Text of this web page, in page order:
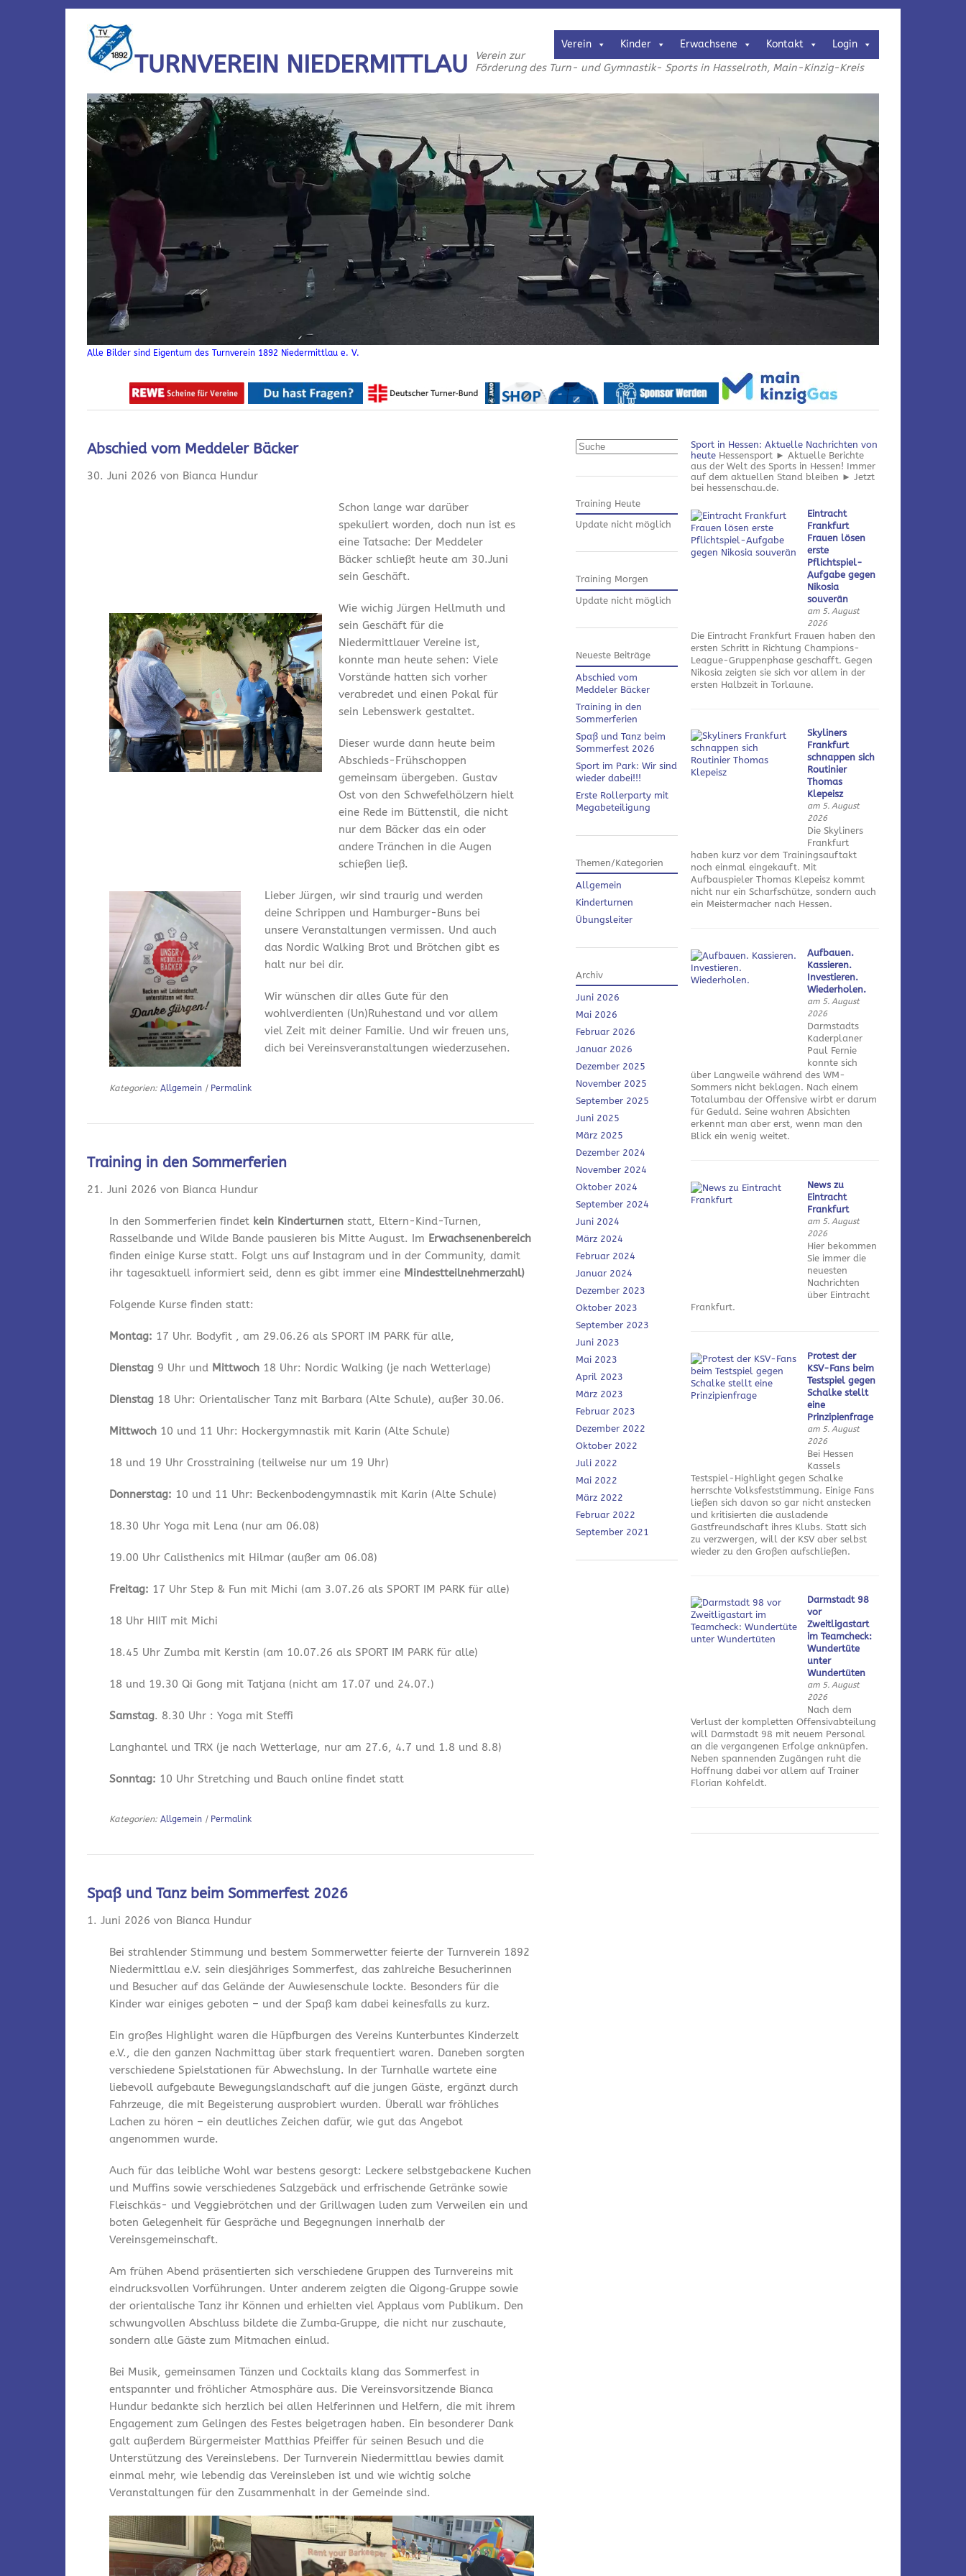
Verein Kinder Erwachsene Kontakt Login
TURNVEREIN NIEDERMITTLAU
Verein zur
Förderung des Turn- und Gymnastik- Sports in Hasselroth, Main-Kinzig-Kreis
Alle Bilder sind Eigentum des Turnverein 1892 Niedermittlau e. V.
Abschied vom Meddeler Bäcker
30. Juni 2026 von Bianca Hundur
Schon lange war darüber
spekuliert worden, doch nun ist es
eine Tatsache: Der Meddeler
Bäcker schließt heute am 30.Juni
sein Geschäft.
Wie wichig Jürgen Hellmuth und
sein Geschäft für die
Niedermittlauer Vereine ist,
konnte man heute sehen: Viele
Vorstände hatten sich vorher
verabredet und einen Pokal für
sein Lebenswerk gestaltet.
Dieser wurde dann heute beim
Abschieds-Frühschoppen
gemeinsam übergeben. Gustav
Ost von den Schwefelhölzern hielt
eine Rede im Büttenstil, die nicht
nur dem Bäcker das ein oder
andere Tränchen in die Augen
schießen ließ.
Lieber Jürgen, wir sind traurig und werden
deine Schrippen und Hamburger-Buns bei
unsere Veranstaltungen vermissen. Und auch
das Nordic Walking Brot und Brötchen gibt es
halt nur bei dir.
Wir wünschen dir alles Gute für den
wohlverdienten (Un)Ruhestand und vor allem
viel Zeit mit deiner Familie. Und wir freuen uns,
dich bei Vereinsveranstaltungen wiederzusehen.
Kategorien:Allgemein | Permalink
Training in den Sommerferien
21. Juni 2026 von Bianca Hundur
In den Sommerferien findet kein Kinderturnen statt, Eltern-Kind-Turnen,
Rasselbande und Wilde Bande pausieren bis Mitte August. Im Erwachsenenbereich
finden einige Kurse statt. Folgt uns auf Instagram und in der Community, damit
ihr tagesaktuell informiert seid, denn es gibt immer eine Mindestteilnehmerzahl)
Folgende Kurse finden statt:
Montag: 17 Uhr. Bodyfit , am 29.06.26 als SPORT IM PARK für alle,
Dienstag 9 Uhr und Mittwoch 18 Uhr: Nordic Walking (je nach Wetterlage)
Dienstag 18 Uhr: Orientalischer Tanz mit Barbara (Alte Schule), außer 30.06.
Mittwoch 10 und 11 Uhr: Hockergymnastik mit Karin (Alte Schule)
18 und 19 Uhr Crosstraining (teilweise nur um 19 Uhr)
Donnerstag: 10 und 11 Uhr: Beckenbodengymnastik mit Karin (Alte Schule)
18.30 Uhr Yoga mit Lena (nur am 06.08)
19.00 Uhr Calisthenics mit Hilmar (außer am 06.08)
Freitag: 17 Uhr Step & Fun mit Michi (am 3.07.26 als SPORT IM PARK für alle)
18 Uhr HIIT mit Michi
18.45 Uhr Zumba mit Kerstin (am 10.07.26 als SPORT IM PARK für alle)
18 und 19.30 Qi Gong mit Tatjana (nicht am 17.07 und 24.07.)
Samstag. 8.30 Uhr : Yoga mit Steffi
Langhantel und TRX (je nach Wetterlage, nur am 27.6, 4.7 und 1.8 und 8.8)
Sonntag: 10 Uhr Stretching und Bauch online findet statt
Kategorien:Allgemein | Permalink
Spaß und Tanz beim Sommerfest 2026
1. Juni 2026 von Bianca Hundur
Bei strahlender Stimmung und bestem Sommerwetter feierte der Turnverein 1892
Niedermittlau e.V. sein diesjähriges Sommerfest, das zahlreiche Besucherinnen
und Besucher auf das Gelände der Auwiesenschule lockte. Besonders für die
Kinder war einiges geboten – und der Spaß kam dabei keinesfalls zu kurz.
Ein großes Highlight waren die Hüpfburgen des Vereins Kunterbuntes Kinderzelt
e.V., die den ganzen Nachmittag über stark frequentiert waren. Daneben sorgten
verschiedene Spielstationen für Abwechslung. In der Turnhalle wartete eine
liebevoll aufgebaute Bewegungslandschaft auf die jungen Gäste, ergänzt durch
Fahrzeuge, die mit Begeisterung ausprobiert wurden. Überall war fröhliches
Lachen zu hören – ein deutliches Zeichen dafür, wie gut das Angebot
angenommen wurde.
Auch für das leibliche Wohl war bestens gesorgt: Leckere selbstgebackene Kuchen
und Muffins sowie verschiedenes Salzgebäck und erfrischende Getränke sowie
Fleischkäs- und Veggiebrötchen und der Grillwagen luden zum Verweilen ein und
boten Gelegenheit für Gespräche und Begegnungen innerhalb der
Vereinsgemeinschaft.
Am frühen Abend präsentierten sich verschiedene Gruppen des Turnvereins mit
eindrucksvollen Vorführungen. Unter anderem zeigten die Qigong‑Gruppe sowie
der orientalische Tanz ihr Können und erhielten viel Applaus vom Publikum. Den
schwungvollen Abschluss bildete die Zumba‑Gruppe, die nicht nur zuschaute,
sondern alle Gäste zum Mitmachen einlud.
Bei Musik, gemeinsamen Tänzen und Cocktails klang das Sommerfest in
entspannter und fröhlicher Atmosphäre aus. Die Vereinsvorsitzende Bianca
Hundur bedankte sich herzlich bei allen Helferinnen und Helfern, die mit ihrem
Engagement zum Gelingen des Festes beigetragen haben. Ein besonderer Dank
galt außerdem Bürgermeister Matthias Pfeiffer für seinen Besuch und die
Unterstützung des Vereinslebens. Der Turnverein Niedermittlau bewies damit
einmal mehr, wie lebendig das Vereinsleben ist und wie wichtig solche
Veranstaltungen für den Zusammenhalt in der Gemeinde sind.
Suchen
Training Heute
Update nicht möglich
Training Morgen
Update nicht möglich
Neueste Beiträge
Abschied vom
Meddeler Bäcker
Training in den
Sommerferien
Spaß und Tanz beim
Sommerfest 2026
Sport im Park: Wir sind
wieder dabei!!!
Erste Rollerparty mit
Megabeteiligung
Themen/Kategorien
Allgemein
Kinderturnen
Übungsleiter
Archiv
Juni 2026
Mai 2026
Februar 2026
Januar 2026
Dezember 2025
November 2025
September 2025
Juni 2025
März 2025
Dezember 2024
November 2024
Oktober 2024
September 2024
Juni 2024
März 2024
Februar 2024
Januar 2024
Dezember 2023
Oktober 2023
September 2023
Juni 2023
Mai 2023
April 2023
März 2023
Februar 2023
Dezember 2022
Oktober 2022
Juli 2022
Mai 2022
März 2022
Februar 2022
September 2021
Sport in Hessen: Aktuelle Nachrichten von
heute Hessensport ► Aktuelle Berichte
aus der Welt des Sports in Hessen! Immer
auf dem aktuellen Stand bleiben ► Jetzt
bei hessenschau.de.
Eintracht
Frankfurt
Frauen lösen
erste
Pflichtspiel-
Aufgabe gegen
Nikosia
souverän
am 5. August
2026
Die Eintracht Frankfurt Frauen haben den
ersten Schritt in Richtung Champions-
League-Gruppenphase geschafft. Gegen
Nikosia zeigten sie sich vor allem in der
ersten Halbzeit in Torlaune.
Skyliners
Frankfurt
schnappen sich
Routinier
Thomas
Klepeisz
am 5. August
2026
Die Skyliners
Frankfurt
haben kurz vor dem Trainingsauftakt
noch einmal eingekauft. Mit
Aufbauspieler Thomas Klepeisz kommt
nicht nur ein Scharfschütze, sondern auch
ein Meistermacher nach Hessen.
Aufbauen.
Kassieren.
Investieren.
Wiederholen.
am 5. August
2026
Darmstadts
Kaderplaner
Paul Fernie
konnte sich
über Langweile während des WM-
Sommers nicht beklagen. Nach einem
Totalumbau der Offensive wirbt er darum
für Geduld. Seine wahren Absichten
erkennt man aber erst, wenn man den
Blick ein wenig weitet.
News zu
Eintracht
Frankfurt
am 5. August
2026
Hier bekommen
Sie immer die
neuesten
Nachrichten
über Eintracht
Frankfurt.
Protest der
KSV-Fans beim
Testspiel gegen
Schalke stellt
eine
Prinzipienfrage
am 5. August
2026
Bei Hessen
Kassels
Testspiel-Highlight gegen Schalke
herrschte Volksfeststimmung. Einige Fans
ließen sich davon so gar nicht anstecken
und kritisierten die ausladende
Gastfreundschaft ihres Klubs. Statt sich
zu verzwergen, will der KSV aber selbst
wieder zu den Großen aufschließen.
Darmstadt 98
vor
Zweitligastart
im Teamcheck:
Wundertüte
unter
Wundertüten
am 5. August
2026
Nach dem
Verlust der kompletten Offensivabteilung
will Darmstadt 98 mit neuem Personal
an die vergangenen Erfolge anknüpfen.
Neben spannenden Zugängen ruht die
Hoffnung dabei vor allem auf Trainer
Florian Kohfeldt.